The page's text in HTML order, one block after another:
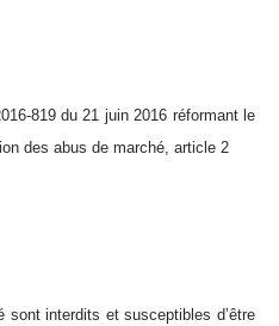
819 du 21 juin 2016 réformant le
des abus de marché, article 2
sont interdits et susceptibles d’être